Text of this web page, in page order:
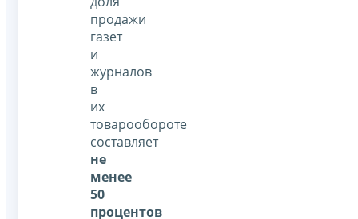
продажи
газет
и
журналов
в
их
товарообороте
составляет
не
менее
50
процентов